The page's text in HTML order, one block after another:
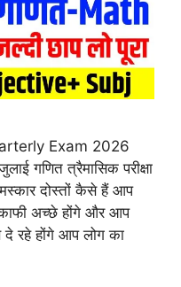
Exam 2026
गणित त्रैमासिक परीक्षा
दोस्तों कैसे हैं आप
काफी अच्छे होंगे और आप
दे रहे होंगे आप लोग का